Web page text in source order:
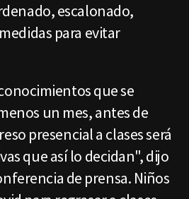
escalonado,
para evitar
que se
un mes, antes de
presencial a clases será
que así lo decidan", dijo
de prensa. Niños